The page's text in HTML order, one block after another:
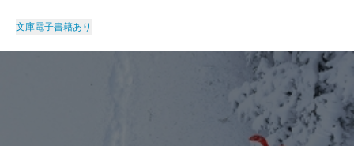
文庫電子書籍あり